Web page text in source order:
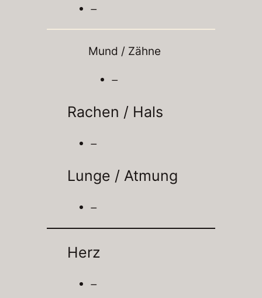
–
Mund / Zähne
–
Rachen / Hals
–
Lunge / Atmung
–
Herz
–